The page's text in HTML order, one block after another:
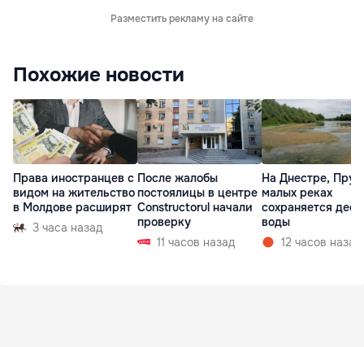
Разместить рекламу на сайте
Похожие новости
Права иностранцев с
видом на жительство
в Молдове расширят
3 часа назад
После жалобы
постоялицы в центре
Constructorul начали
проверку
11 часов назад
На Днестре,
малых реках
сохраняется
воды
12 часов назад